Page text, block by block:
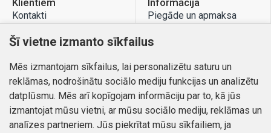
Klientiem
Kontakti
Preču atgriešana
Mans profils
Pasūtījumi
Informācija
Piegāde un apmaksa
Atteikuma tiesības
Kontakti
Šī vietne izmanto sīkfailus
Mēs izmantojam sīkfailus, lai personalizētu saturu un
reklāmas, nodrošinātu sociālo mediju funkcijas un analizētu
datplūsmu. Mēs arī kopīgojam informāciju par to, kā jūs
izmantojat mūsu vietni, ar mūsu sociālo mediju, reklāmas un
analīzes partneriem. Jūs piekrītat mūsu sīkfailiem, ja